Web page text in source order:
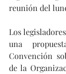
reunión del
Los
una
Convención
de la